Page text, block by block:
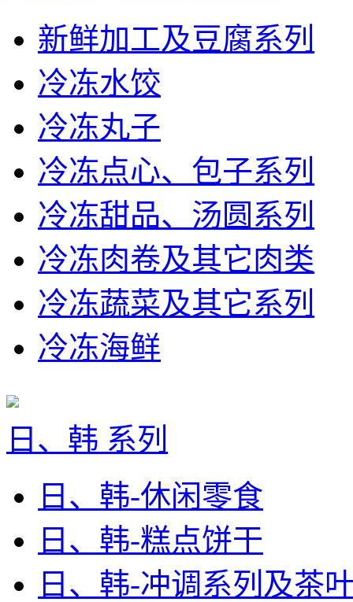
新鲜加工及豆腐系列
冷冻水饺
冷冻丸子
冷冻点心、包子系列
冷冻甜品、汤圆系列
冷冻肉卷及其它肉类
冷冻蔬菜及其它系列
冷冻海鲜
日、韩 系列
日、韩-休闲零食
日、韩-糕点饼干
日、韩-冲调系列及茶